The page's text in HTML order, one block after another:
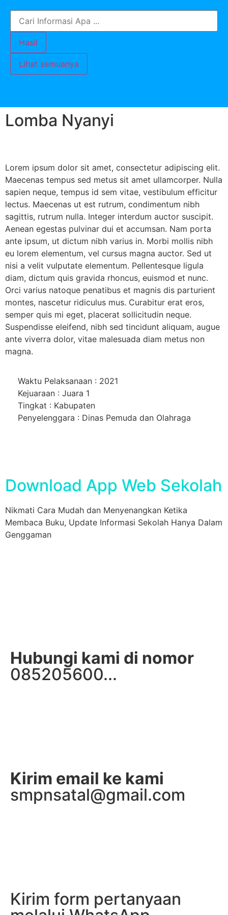
Hasil
Lihat semuanya
Lomba Nyanyi
Lorem ipsum dolor sit amet, consectetur adipiscing elit.
Maecenas tempus sed metus sit amet ullamcorper. Nulla
sapien neque, tempus id sem vitae, vestibulum efficitur
lectus. Maecenas ut est rutrum, condimentum nibh
sagittis, rutrum nulla. Integer interdum auctor suscipit.
Aenean egestas pulvinar dui et accumsan. Nam porta
ante ipsum, ut dictum nibh varius in. Morbi mollis nibh
eu lorem elementum, vel cursus magna auctor. Sed ut
nisi a velit vulputate elementum. Pellentesque ligula
diam, dictum quis gravida rhoncus, euismod et nunc.
Orci varius natoque penatibus et magnis dis parturient
montes, nascetur ridiculus mus. Curabitur erat eros,
semper quis mi eget, placerat sollicitudin neque.
Suspendisse eleifend, nibh sed tincidunt aliquam, augue
ante viverra dolor, vitae malesuada diam metus non
magna.
Waktu Pelaksanaan : 2021
Kejuaraan : Juara 1
Tingkat : Kabupaten
Penyelenggara : Dinas Pemuda dan Olahraga
Download App Web Sekolah
Nikmati Cara Mudah dan Menyenangkan Ketika
Membaca Buku, Update Informasi Sekolah Hanya Dalam
Genggaman
Hubungi kami di nomor
085205600...
Kirim email ke kami
smpnsatal@gmail.com
Kirim form pertanyaan